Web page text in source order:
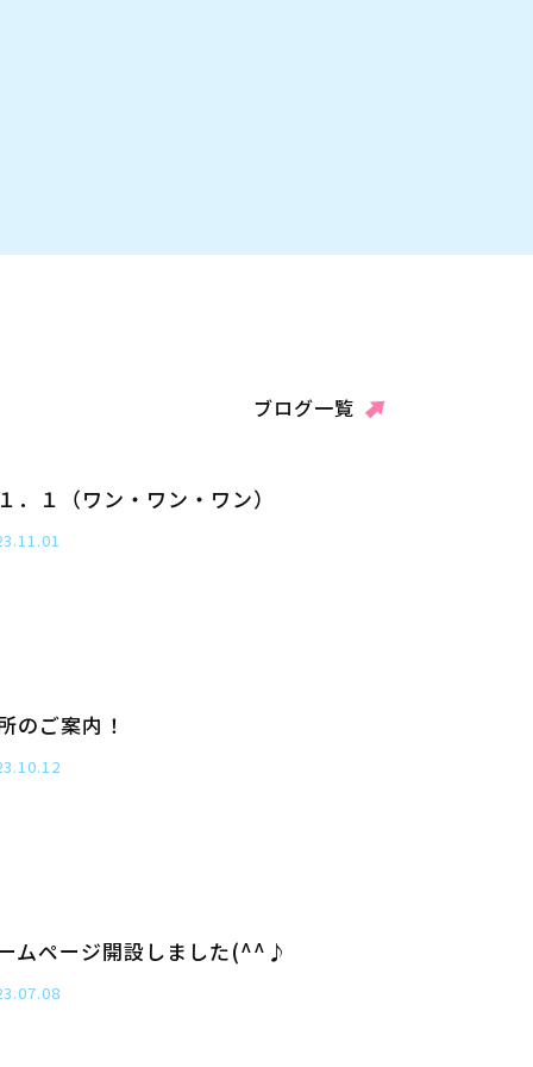
．１（ワン・ワン・ワン）
のご案内！
ムページ開設しました(^^♪
ブログ一覧